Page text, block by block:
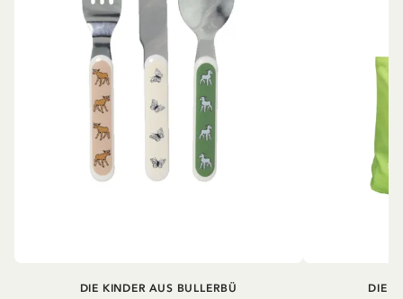
DIE KINDER AUS BULLERBÜ DIE